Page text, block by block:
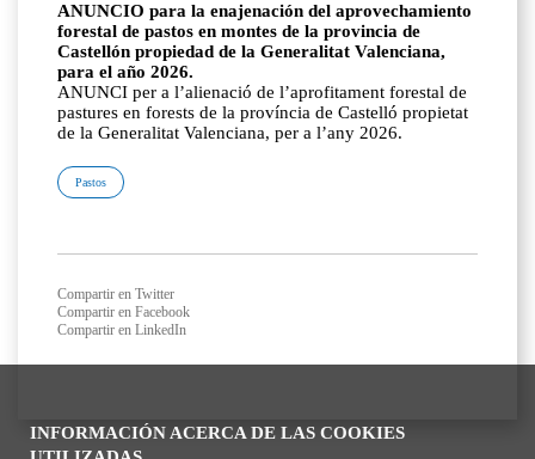
INFORMACIÓN ACERCA DE LAS COOKIES
ANUNCIO para la enajenación del aprovechamiento
forestal de pastos en montes de la provincia de
Castellón propiedad de la Generalitat Valenciana,
para el año 2026.
ANUNCI per a l’alienació de l’aprofitament forestal de
pastures en forests de la província de Castelló propietat
de la Generalitat Valenciana, per a l’any 2026.
Pastos
Compartir en Twitter
Compartir en Facebook
Compartir en LinkedIn